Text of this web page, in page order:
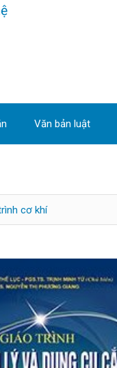
Văn bản luật
cơ khí